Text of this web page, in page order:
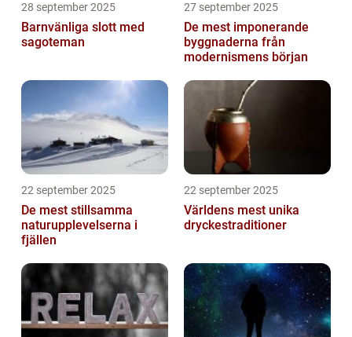
28 september 2025
Barnvänliga slott med
sagoteman
27 september 2025
De mest imponerande
byggnaderna från
modernismens början
22 september 2025
De mest stillsamma
naturupplevelserna i
fjällen
22 september 2025
Världens mest unika
dryckestraditioner